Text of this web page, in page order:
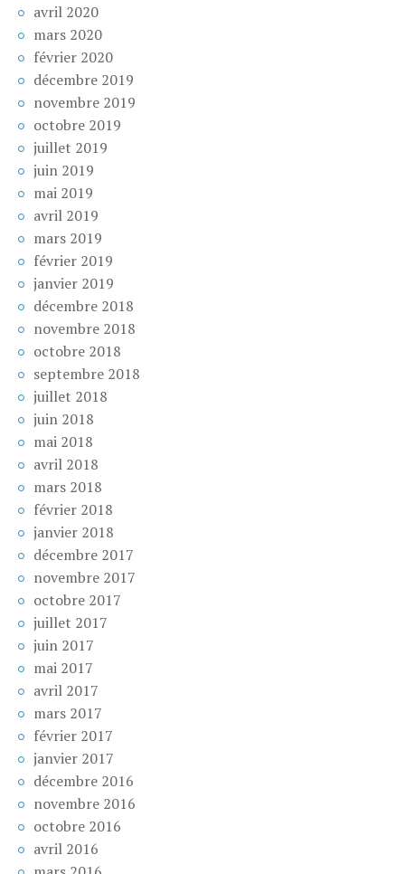
avril 2020
mars 2020
février 2020
décembre 2019
novembre 2019
octobre 2019
juillet 2019
juin 2019
mai 2019
avril 2019
mars 2019
février 2019
janvier 2019
décembre 2018
novembre 2018
octobre 2018
septembre 2018
juillet 2018
juin 2018
mai 2018
avril 2018
mars 2018
février 2018
janvier 2018
décembre 2017
novembre 2017
octobre 2017
juillet 2017
juin 2017
mai 2017
avril 2017
mars 2017
février 2017
janvier 2017
décembre 2016
novembre 2016
octobre 2016
avril 2016